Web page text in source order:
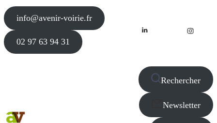
info@avenir-voirie.fr
02 97 63 94 31
Rechercher
Newsletter